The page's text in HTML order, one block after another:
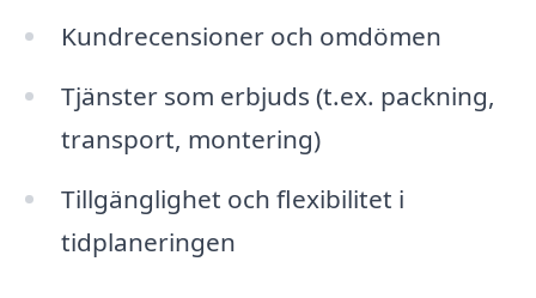
Kundrecensioner och omdömen
Tjänster som erbjuds (t.ex. packning,
transport, montering)
Tillgänglighet och flexibilitet i
tidplaneringen